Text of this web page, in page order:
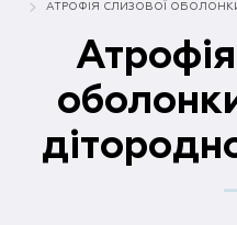
АТРОФІЯ СЛИЗОВОЇ